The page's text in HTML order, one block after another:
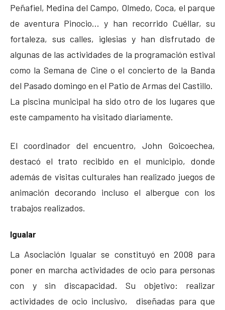
Peñafiel, Medina del Campo, Olmedo, Coca, el parque
de aventura Pinocio… y han recorrido Cuéllar, su
fortaleza, sus calles, iglesias y han disfrutado de
algunas de las actividades de la programación estival
como la Semana de Cine o el concierto de la Banda
del Pasado domingo en el Patio de Armas del Castillo.
La piscina municipal ha sido otro de los lugares que
este campamento ha visitado diariamente.
El coordinador del encuentro, John Goicoechea,
destacó el trato recibido en el municipio, donde
además de visitas culturales han realizado juegos de
animación decorando incluso el albergue con los
trabajos realizados.
Igualar
La Asociación Igualar se constituyó en 2008 para
poner en marcha actividades de ocio para personas
con y sin discapacidad. Su objetivo: realizar
actividades de ocio inclusivo, diseñadas para que